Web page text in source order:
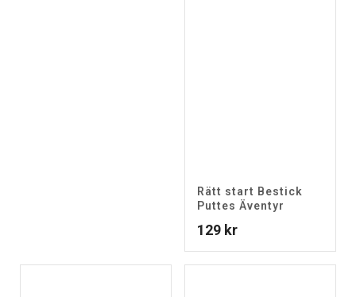
Rätt start Bestick
Puttes Äventyr
129 kr